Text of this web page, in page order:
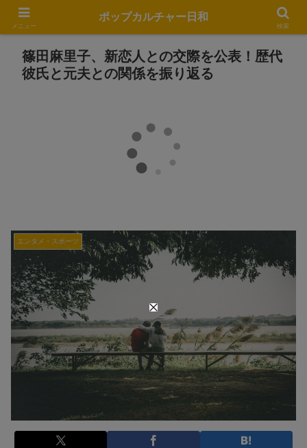
篠田麻里子、新恋人との交際を公表！歴代
彼氏と元夫との関係を振り返る
エンタメ・スポーツ
メニュー
ポップカルチャー日和
検索